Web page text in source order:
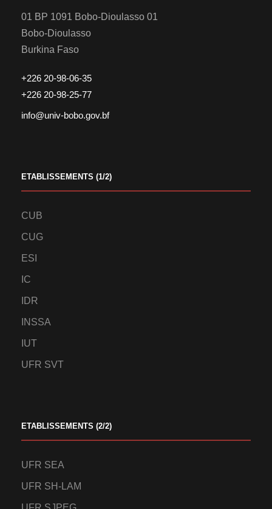
01 BP 1091 Bobo-Dioulasso 01
Bobo-Dioulasso
Burkina Faso
+226 20-98-06-35
+226 20-98-25-77
info@univ-bobo.gov.bf
ETABLISSEMENTS (1/2)
CUB
CUG
ESI
IC
IDR
INSSA
IUT
UFR SVT
ETABLISSEMENTS (2/2)
UFR SEA
UFR SH-LAM